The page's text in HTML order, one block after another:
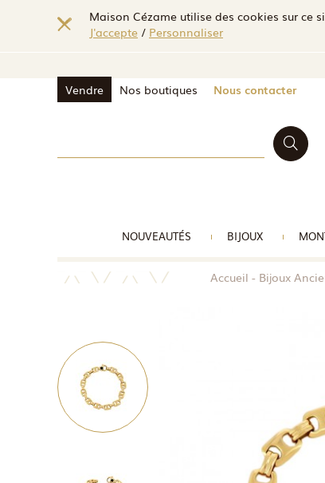
Maison Cézame utilise des cookies sur ce
J'accepte / Personnaliser
Vendre Nos boutiques Nous contacter
NOUVEAUTÉS BIJOUX
Accueil Bijoux